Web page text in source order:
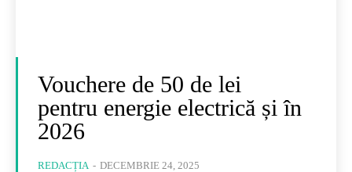
Vouchere de 50 de lei
pentru energie electrică și în
2026
REDACȚIA - DECEMBRIE 24, 2025